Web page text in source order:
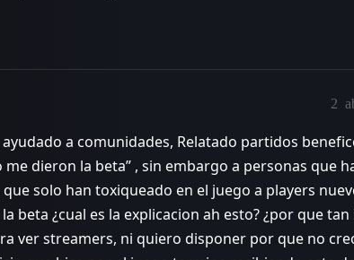
2
a comunidades, Relatado partidos
me dieron la beta” , sin embargo a personas que
solo han toxiqueado en el juego a players
beta ¿cual es la explicacion ah esto? ¿por que
ver streamers, ni quiero disponer por que no